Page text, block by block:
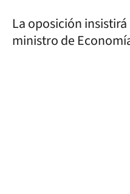
La oposición
ministro de